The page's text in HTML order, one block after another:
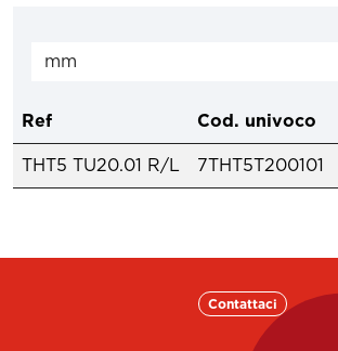
Ref Cod. univoco
THT5 TU20.01 R/L 7THT5T200101
Contattaci